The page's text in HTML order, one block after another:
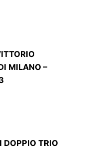
MILANO –
DOPPIO TRIO